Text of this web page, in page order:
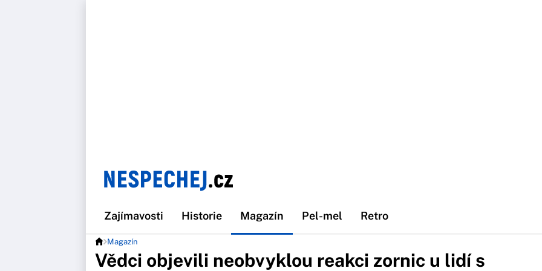
Zajímavosti Historie Magazín Pel-mel Retro
Magazín
Vědci objevili neobvyklou reakci zornic u lidí s